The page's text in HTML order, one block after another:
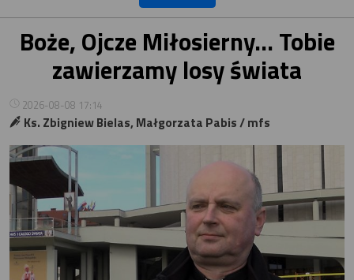
Boże, Ojcze Miłosierny… Tobie
zawierzamy losy świata
2026-08-08 17:14
Ks. Zbigniew Bielas, Małgorzata Pabis / mfs